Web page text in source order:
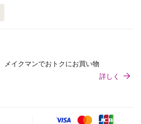
メイクマンでおトクにお買い物
詳しく